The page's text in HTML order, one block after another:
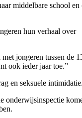
middelbare school en
hun verhaal over
jongeren tussen de
ook ieder jaar toe.”
en seksuele intimidatie.
onderwijsinspectie